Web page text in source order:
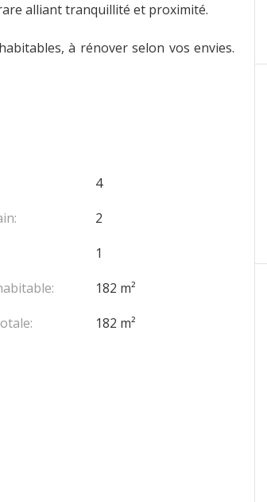
alliant tranquillité et proximité.
à rénover selon vos envies.
appartement indépendant…).
des quartiers les plus prisés de la
à la charge du vendeur.
4
2
1
182 m²
182 m²